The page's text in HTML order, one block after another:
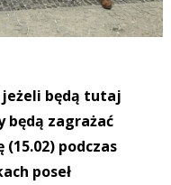
jeżeli będą tutaj
zagrażać
podczas
poseł